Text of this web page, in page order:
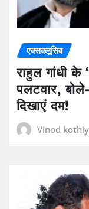
एक्सक्लूसिव
राहुल गांधी के
पलटवार,
दिखाएं दम!
Vinod